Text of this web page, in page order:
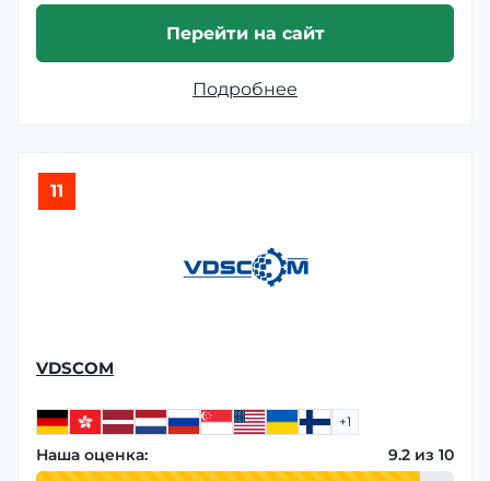
Перейти на сайт
Подробнее
11
VDSCOM
+1
Наша оценка: 9.2